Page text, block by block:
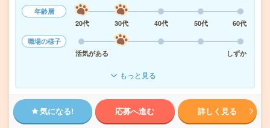
年齢層
20代
30代 40代 50代
60代
職場の様子
活気がある
しずか
もっと見る
気になる! 応募へ進む 詳しく見る